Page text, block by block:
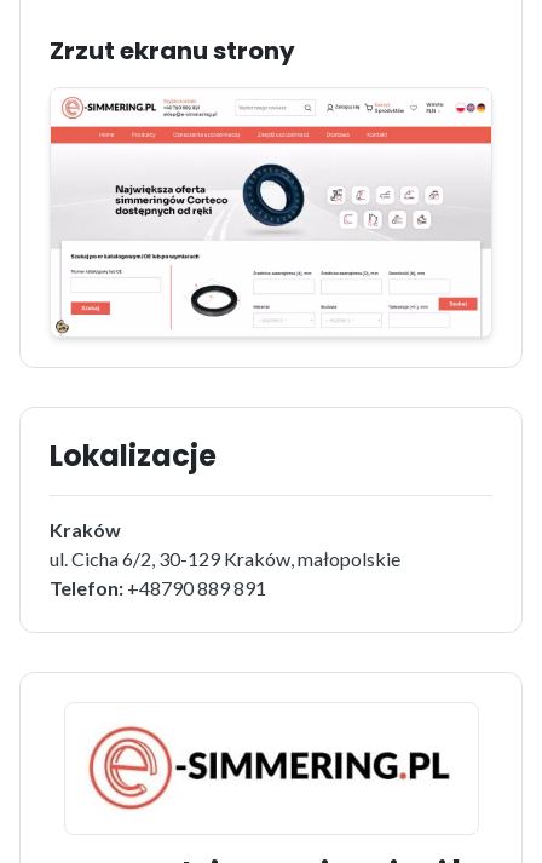
Zrzut ekranu strony
Lokalizacje
Kraków
ul. Cicha 6/2, 30-129 Kraków, małopolskie
Telefon: +48790 889 891